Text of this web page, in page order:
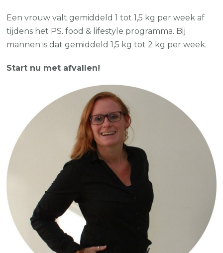
Een vrouw valt gemiddeld 1 tot 1,5 kg per week af
tijdens het PS. food & lifestyle programma. Bij
mannen is dat gemiddeld 1,5 kg tot 2 kg per week.
Start nu met afvallen!